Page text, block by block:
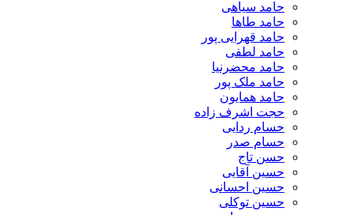
حامد سیاهی
حامد طاها
حامد قهرایی پور
حامد لطفی
حامد محضرنیا
حامد ملک پور
حامد همایون
حجت اشرف زاده
حسام ردایی
حسام صدر
حسن تاج
حسین آقایی
حسین احسانی
حسین توکلی